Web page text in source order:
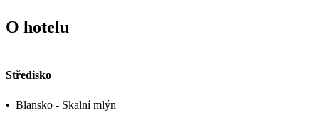
O hotelu
Středisko
• Blansko - Skalní mlýn